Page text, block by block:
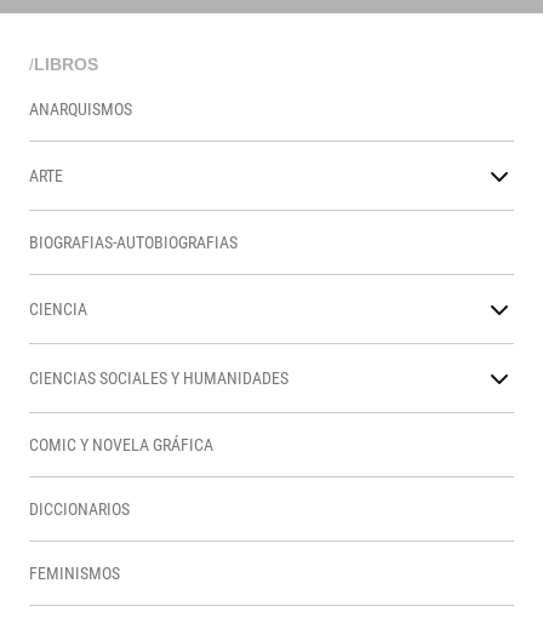
/LIBROS
ANARQUISMOS
ARTE
BIOGRAFIAS-AUTOBIOGRAFIAS
CIENCIA
CIENCIAS SOCIALES Y HUMANIDADES
COMIC Y NOVELA GRÁFICA
DICCIONARIOS
FEMINISMOS